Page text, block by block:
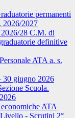
permanenti
2026/2027
2026/28 C.M. di
definitive
ATA a. s.
30 giugno 2026
Scuola.
ATA
- Scrutini 2°